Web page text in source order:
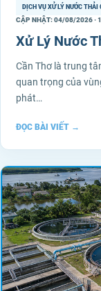
DỊCH VỤ XỬ LÝ NƯỚC THẢI
CẬP NHẬT: 04/08/2026 ·
Xử Lý Nước
Cần Thơ là trung
quan trọng của
phát…
ĐỌC BÀI VIẾT →